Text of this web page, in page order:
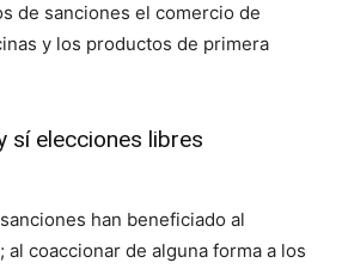
de sanciones el comercio de
y los productos de primera
sí elecciones libres
han beneficiado al
al coaccionar de alguna forma a los